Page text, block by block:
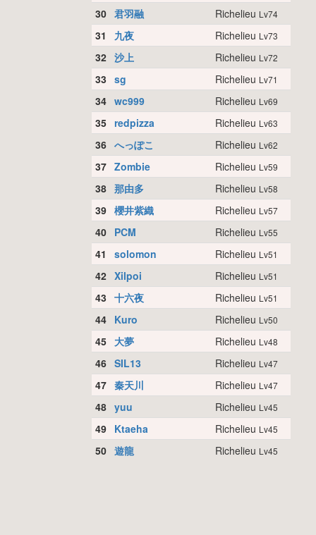
30 君羽融 Richelieu Lv74
31 九夜 Richelieu Lv73
32 沙上 Richelieu Lv72
33 sg Richelieu Lv71
34 wc999 Richelieu Lv69
35 redpizza Richelieu Lv63
36 へっぽこ Richelieu Lv62
37 Zombie Richelieu Lv59
38 那由多 Richelieu Lv58
39 櫻井紫織 Richelieu Lv57
40 PCM Richelieu Lv55
41 solomon Richelieu Lv51
42 Xilpoi Richelieu Lv51
43 十六夜 Richelieu Lv51
44 Kuro Richelieu Lv50
45 大夢 Richelieu Lv48
46 SIL13 Richelieu Lv47
47 秦天川 Richelieu Lv47
48 yuu Richelieu Lv45
49 Ktaeha Richelieu Lv45
50 遊龍 Richelieu Lv45